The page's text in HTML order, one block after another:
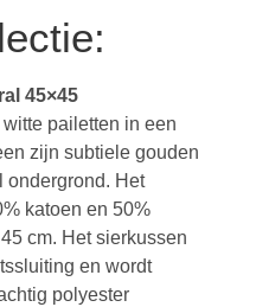
45×45
pailetten in een
zijn subtiele gouden
ondergrond. Het
katoen en 50%
cm. Het sierkussen
en wordt
polyester